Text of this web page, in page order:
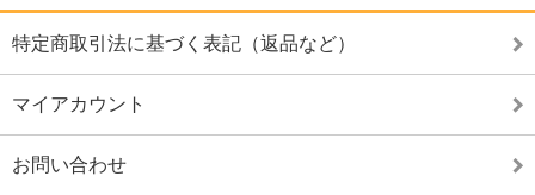
特定商取引法に基づく表記（返品など）
マイアカウント
お問い合わせ